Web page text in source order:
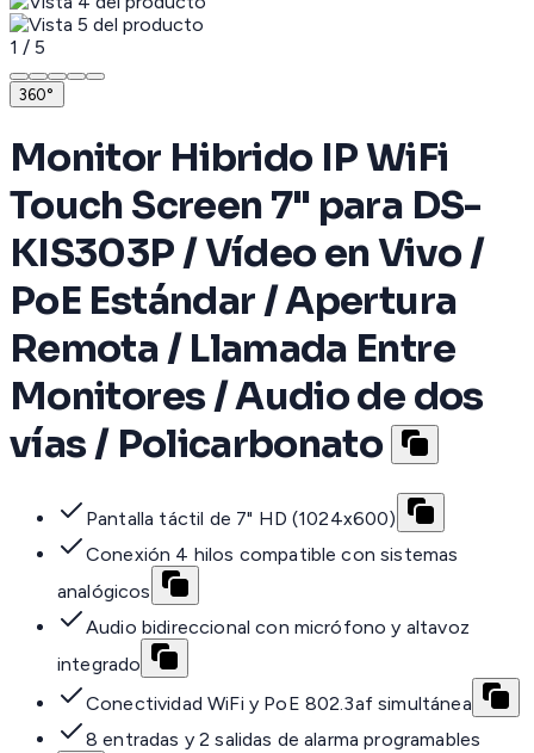
1 / 5
360°
Monitor Hibrido IP WiFi
Touch Screen 7" para DS-
KIS303P / Vídeo en Vivo /
PoE Estándar / Apertura
Remota / Llamada Entre
Monitores / Audio de dos
vías / Policarbonato
Pantalla táctil de 7" HD (1024x600)
Conexión 4 hilos compatible con sistemas
analógicos
Audio bidireccional con micrófono y altavoz
integrado
Conectividad WiFi y PoE 802.3af simultánea
8 entradas y 2 salidas de alarma programables